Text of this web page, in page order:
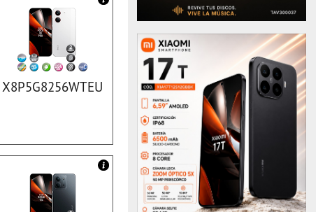
X8P5G8256WTEU